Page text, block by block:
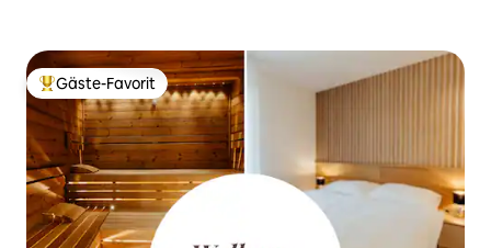
Beliebter Gäste-Favorit.
Gäste-Favorit